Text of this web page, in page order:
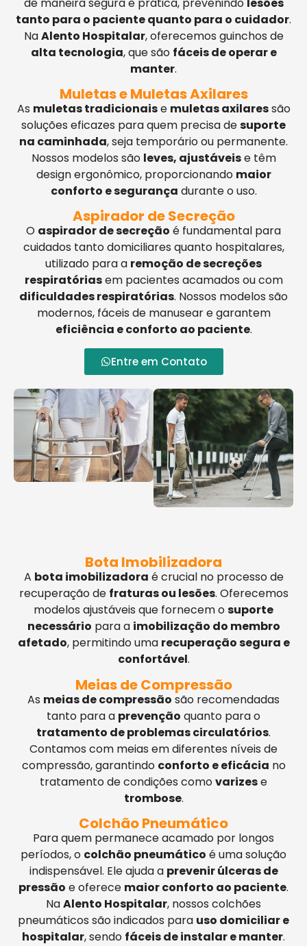
tanto para o paciente quanto para o cuidador.
NaAlento Hospitalar, oferecemos guinchos de
alta tecnologia, que são fáceis de operar e
manter.
Muletas e Muletas Axilares
As muletas tradicionaise muletas axilaressão
soluções eficazes para quem precisa desuporte
na caminhada, seja temporário ou permanente.
Nossos modelos são leves, ajustáveise têm
design ergonômico, proporcionando maior
conforto e segurança durante o uso.
Aspirador de Secreção
O aspirador de secreção é fundamental para
cuidados tanto domiciliares quanto hospitalares,
utilizado para a remoção de secreções
respiratóriasem pacientes acamados ou com
dificuldades respiratórias. Nossos modelos são
modernos, fáceis de manusear e garantem
eficiência e conforto ao paciente.
Entre em Contato
Bota Imobilizadora
A bota imobilizadora é crucial no processo de
recuperação de fraturas ou lesões. Oferecemos
modelos ajustáveis que fornecem osuporte
necessário para a imobilização do membro
afetado, permitindo uma recuperação segura e
confortável.
Meias de Compressão
As meias de compressão são recomendadas
tanto para a prevenção quanto para o
tratamento de problemas circulatórios.
Contamos com meias em diferentes níveis de
compressão, garantindo conforto e eficácia no
tratamento de condições comovarizese
trombose.
Colchão Pneumático
Para quem permanece acamado por longos
períodos, o colchão pneumático é uma solução
indispensável. Ele ajuda a prevenir úlceras de
pressão e oferece maior conforto ao paciente.
NaAlento Hospitalar, nossos colchões
pneumáticos são indicados para uso domiciliar e
hospitalar, sendo fáceis de instalar e manter.